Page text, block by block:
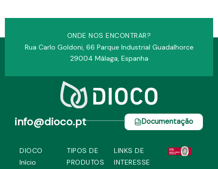
ONDE NOS ENCONTRAR?
Rua Carlo Goldoni, 66 Parque Industrial Guadalhorce
29004 Málaga, Espanha
info@dioco.pt Documentação
DIOCO
Início
TIPOS DE
PRODUTOS
LINKS DE
INTERESSE